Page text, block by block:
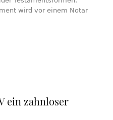
wird vor einem Notar
ein zahnloser